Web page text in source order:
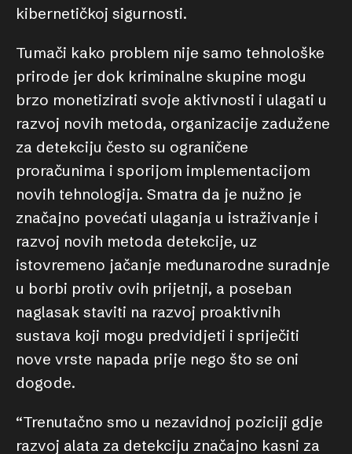
kibernetičkoj sigurnosti.
Tumači kako problem nije samo tehnološke
prirode jer dok kriminalne skupine mogu
brzo monetizirati svoje aktivnosti i ulagati u
razvoj novih metoda, organizacije zadužene
za detekciju često su ograničene
proračunima i sporijom implementacijom
novih tehnologija. Smatra da je nužno je
značajno povećati ulaganja u istraživanje i
razvoj novih metoda detekcije, uz
istovremeno jačanje međunarodne suradnje
u borbi protiv ovih prijetnji, a poseban
naglasak staviti na razvoj proaktivnih
sustava koji mogu predvidjeti i spriječiti
nove vrste napada prije nego što se oni
dogode.
“Trenutačno smo u nezavidnoj poziciji gdje
razvoj alata za detekciju značajno kasni za